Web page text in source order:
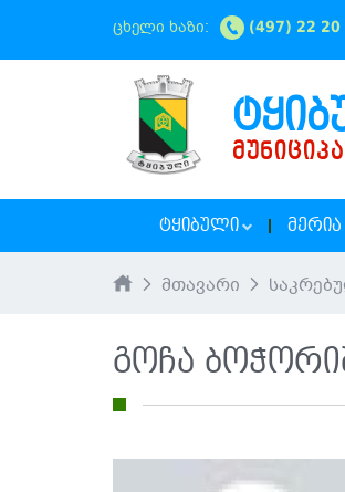
ცხელი ხაზი: (497) 22 20
ᲢᲧᲘᲑᲣᲚᲘ ᲛᲔᲠᲘᲐ
მთავარი
გოჩა